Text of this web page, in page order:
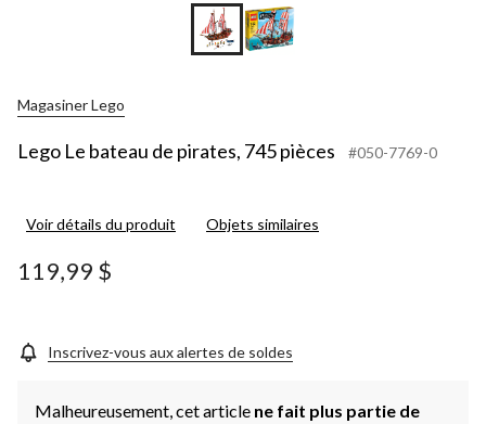
Magasiner Lego
Lego Le bateau de pirates, 745 pièces #050-7769-0
Voir détails du produit Objets similaires
119,99 $
Inscrivez-vous aux alertes de soldes
Malheureusement, cet article ne fait plus partie de